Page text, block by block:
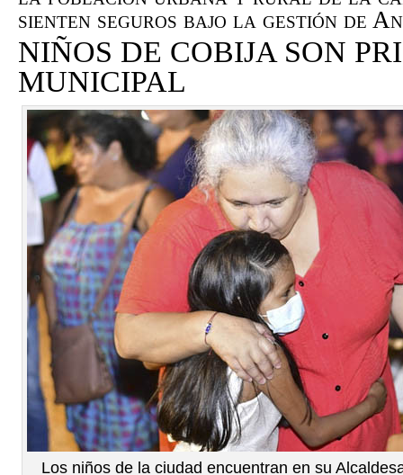
sienten seguros bajo la gestión de
NIÑOS DE COBIJA SON
MUNICIPAL
Los niños de la ciudad encuentran en su